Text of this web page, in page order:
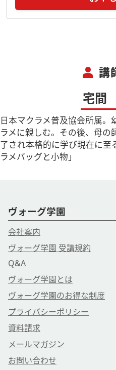
person 講
宅間
日本マクラメ普及協会所属
ラメに親しむ。その後、母
了され本格的に学び現在に至
ラメバッグと小物」
ヴォーグ学園
会社案内
ヴォーグ学園 受講規約
Q&A
ヴォーグ学園とは
ヴォーグ学園のお得な制度
プライバシーポリシー
資料請求
メールマガジン
お問い合わせ